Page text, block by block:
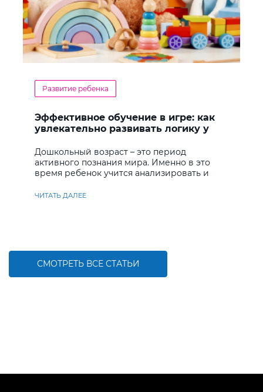
Развитие ребенка
Эффективное обучение в игре: как
увлекательно развивать логику у
Дошкольный возраст – это период
активного познания мира. Именно в это
время ребенок учится анализировать и
ЧИТАТЬ ДАЛЕЕ
СМОТРЕТЬ ВСЕ СТАТЬИ